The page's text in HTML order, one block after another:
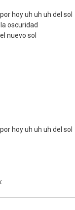
hoy uh uh uh del sol
oscuridad
nuevo sol
hoy uh uh uh del sol